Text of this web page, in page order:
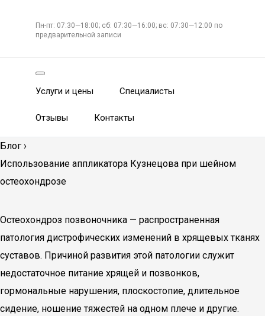
Пн-пт: 07:30—18:00; сб: 07:30—16:00; вс: 07:30—12:00 по
предварительной записи
Услуги и цены Специалисты
Отзывы Контакты
Блог ›
Использование аппликатора Кузнецова при шейном
остеохондрозе
Остеохондроз позвоночника — распространенная
патология дистрофических изменений в хрящевых тканях
суставов. Причиной развития этой патологии служит
недостаточное питание хрящей и позвонков,
гормональные нарушения, плоскостопие, длительное
сидение, ношение тяжестей на одном плече и другие.